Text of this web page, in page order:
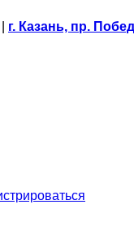
г. Казань, пр.